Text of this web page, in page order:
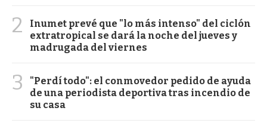
2
Inumet prevé que "lo más intenso" del ciclón
extratropical se dará la noche del jueves y
madrugada del viernes
3
"Perdí todo": el conmovedor pedido de ayuda
de una periodista deportiva tras incendio de
su casa